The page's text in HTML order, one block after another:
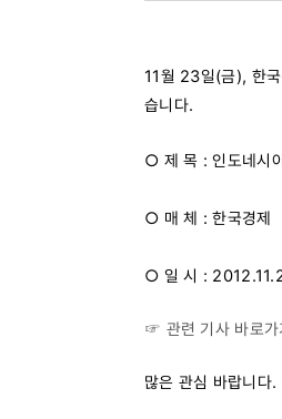
최평락
사장
11월 23일(금), 한국
습니다.
○ 제 목 : 인도네시
○ 매 체 : 한국경제
○ 일 시 :
☞ 관련 기사 바로가
많은 관심 바랍니다.